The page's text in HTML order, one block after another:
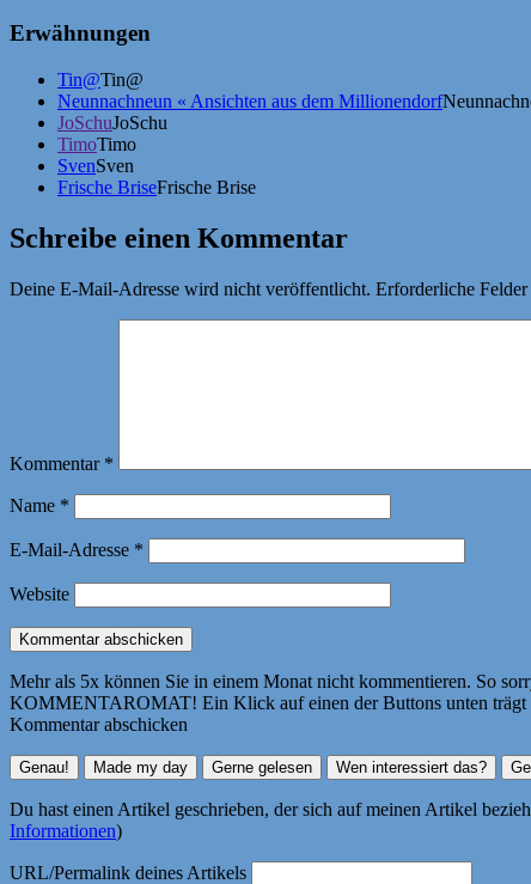
Erwähnungen
Tin@Tin@
Neunnachneun « Ansichten aus dem Millionendorf
JoSchuJoSchu
TimoTimo
SvenSven
Frische BriseFrische Brise
Schreibe einen Kommentar
Deine E-Mail-Adresse wird nicht veröffentlicht. Erforderliche
Kommentar *
Name *
E-Mail-Adresse *
Website
Mehr als 5x können Sie in einem Monat nicht kommentieren. So
KOMMENTAROMAT! Ein Klick auf einen der Buttons unten trägt
Kommentar abschicken
Du hast einen Artikel geschrieben, der sich auf meinen Artikel
Informationen)
URL/Permalink deines Artikels